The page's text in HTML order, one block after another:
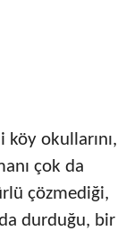
okullarını,
çok da
çözmediği,
durduğu, bir